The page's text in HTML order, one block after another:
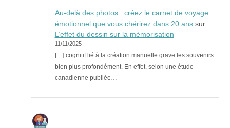
Au-delà des photos : créez le carnet de voyage
émotionnel que vous chérirez dans 20 anssur
L’effet du dessin sur la mémorisation
11/11/2025
[…] cognitif lié à la création manuelle grave les souvenirs
bien plus profondément. En effet, selon une étude
canadienne publiée…